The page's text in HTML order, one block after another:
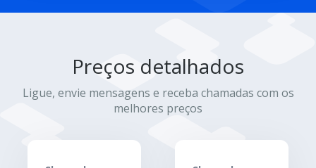
Preços detalhados
Ligue, envie mensagens e receba chamadas com os
melhores preços